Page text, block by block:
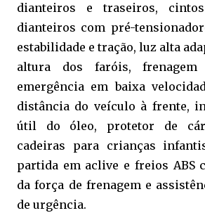
dianteiros e traseiros, c
dianteiros com pré-
estabilidade e tração, luz alta
altura dos faróis, f
emergência em baixa
distância do veículo à frente, i
útil do óleo, protetor de
cadeiras para crianças
partida em aclive e freios ABS
da força de frenagem e
de urgência.